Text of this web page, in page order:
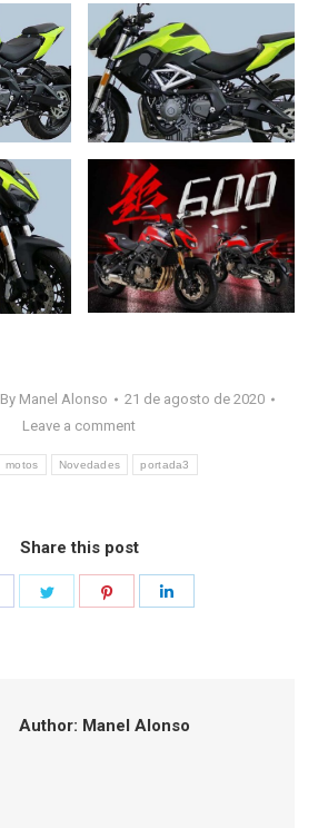
By Manel Alonso
21 de agosto de 2020
Leave a comment
motos Novedades portada3
Share this post
Author: Manel Alonso